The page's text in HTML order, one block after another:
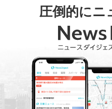
圧倒的にニ